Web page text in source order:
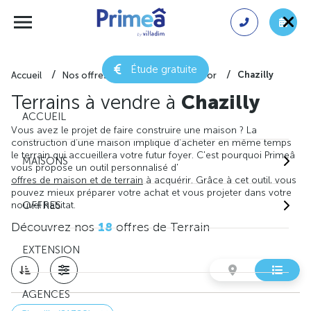
Étude gratuite
ACCUEIL
MAISONS
OFFRES
EXTENSION
AGENCES
Accueil Nos offres de terrain Côte-d'or Chazilly
Terrains à vendre à Chazilly
Vous avez le projet de faire construire une maison ? La
construction d'une maison implique d'acheter en même temps
le terrain qui accueillera votre futur foyer. C'est pourquoi Primeâ
vous propose un outil personnalisé d'
offres de maison et de terrain à acquérir. Grâce à cet outil, vous
pouvez mieux préparer votre achat et vous projeter dans votre
nouvel habitat.
Découvrez nos18offres de Terrain